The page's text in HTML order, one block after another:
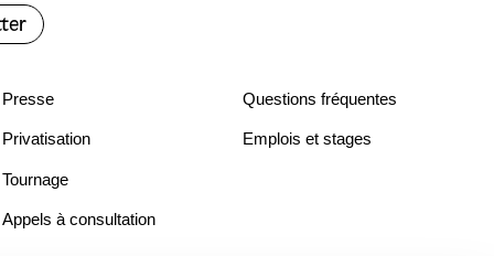
Presse
Privatisation
Tournage
Appels à consultation
Questions fréquentes
Emplois et stages